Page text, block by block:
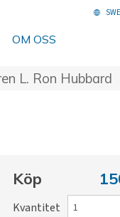
OM OSS
L. Ron Hubbard
Köp
Kvantitet